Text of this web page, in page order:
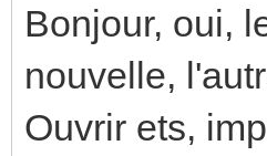
Bonjour, oui,
nouvelle,
Ouvrir ets,